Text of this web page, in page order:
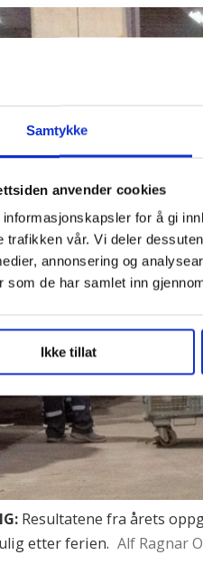
Samtykke
anvender cookies
for å gi
trafikken vår. Vi deler
annonsering og
som de har samlet inn
Ikke tillat
Resultatene fra årets
etter ferien. Alf Ragnar